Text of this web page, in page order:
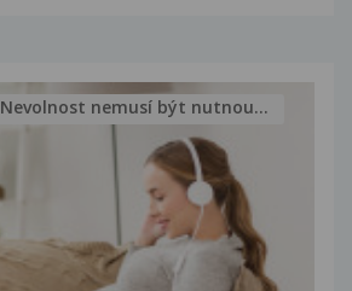
Nevolnost nemusí být nutnou...